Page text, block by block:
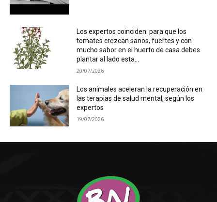
Los expertos coinciden: para que los
tomates crezcan sanos, fuertes y con
mucho sabor en el huerto de casa debes
plantar al lado esta...
20/07/2026
Los animales aceleran la recuperación en
las terapias de salud mental, según los
expertos
19/07/2026